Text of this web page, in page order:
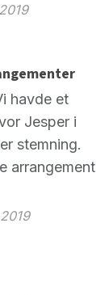
havde et
Jesper i
stemning.
arrangement